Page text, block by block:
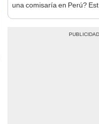
una comisaría en Perú? Esto